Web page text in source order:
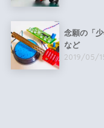
念願の「
など
2019/05/